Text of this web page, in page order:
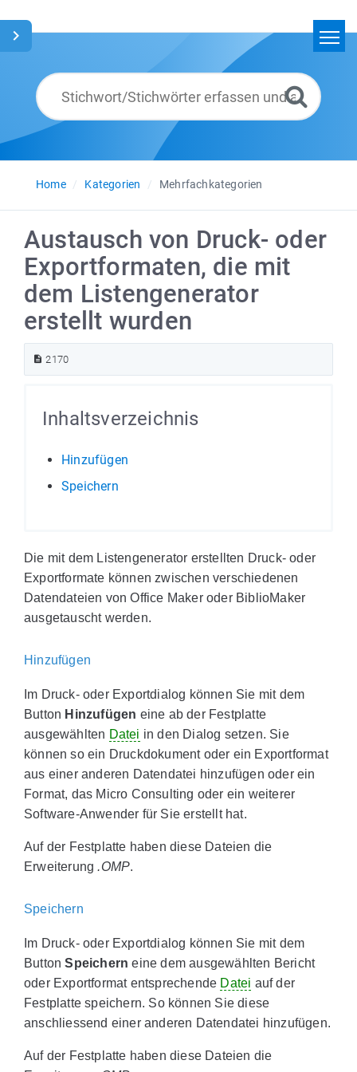
Glossar
Deutsch
Home
Kategorien Mehrfachkategorien
Austausch von Druck- oder
Exportformaten, die mit
dem Listengenerator
erstellt wurden
2170
Inhaltsverzeichnis
Hinzufügen
Speichern
Die mit dem Listengenerator erstellten Druck- oder
Exportformate können zwischen verschiedenen
Datendateien von Office Maker oder BiblioMaker
ausgetauscht werden.
Hinzufügen
Im Druck- oder Exportdialog können Sie mit dem
Button Hinzufügen eine ab der Festplatte
ausgewählten Datei in den Dialog setzen. Sie
können so ein Druckdokument oder ein Exportformat
aus einer anderen Datendatei hinzufügen oder ein
Format, das Micro Consulting oder ein weiterer
Software-Anwender für Sie erstellt hat.
Auf der Festplatte haben diese Dateien die
Erweiterung.OMP.
Speichern
Im Druck- oder Exportdialog können Sie mit dem
ButtonSpeichern eine dem ausgewählten Bericht
oder Exportformat entsprechende Datei auf der
Festplatte speichern. So können Sie diese
anschliessend einer anderen Datendatei hinzufügen.
Auf der Festplatte haben diese Dateien die